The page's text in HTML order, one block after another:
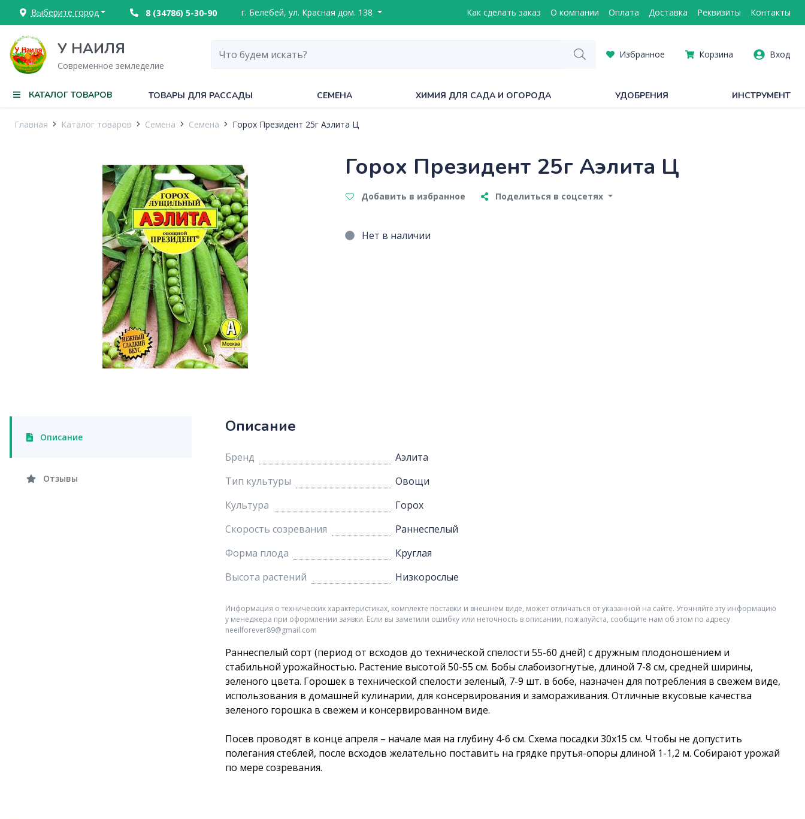
Выберите город 8 (34786) 5-30-90 г. Белебей, ул. Красная дом. 138 Как сделать заказ О компании Оплата Доставка Реквизиты Контакты
У НАИЛЯ
Современное земледелие
Избранное Корзина Вход
КАТАЛОГ ТОВАРОВ ТОВАРЫ ДЛЯ РАССАДЫ СЕМЕНА ХИМИЯ ДЛЯ САДА И ОГОРОДА УДОБРЕНИЯ ИНСТРУМЕНТ
Главная Каталог товаров Семена Семена Горох Президент 25г Аэлита Ц
Горох Президент 25г Аэлита Ц
Добавить в избранное Поделиться в соцсетях
Нет в наличии
Описание
Отзывы
Описание
Бренд
Аэлита
Тип культуры
Овощи
Культура
Горох
Скорость созревания
Раннеспелый
Форма плода
Круглая
Высота растений
Низкорослые
Информация о технических характеристиках, комплекте поставки и внешнем виде, может отличаться от указанной на сайте. Уточняйте эту информацию
у менеджера при оформлении заявки. Если вы заметили ошибку или неточность в описании, пожалуйста, сообщите нам об этом по адресу
neeilforever89@gmail.com
Раннеспелый сорт (период от всходов до технической спелости 55-60 дней) с дружным плодоношением и
стабильной урожайностью. Растение высотой 50-55 см. Бобы слабоизогнутые, длиной 7-8 см, средней ширины,
зеленого цвета. Горошек в технической спелости зеленый, 7-9 шт. в бобе, назначен для потребления в свежем виде,
использования в домашней кулинарии, для консервирования и замораживания. Отличные вкусовые качества
зеленого горошка в свежем и консервированном виде.
Посев проводят в конце апреля – начале мая на глубину 4-6 см. Схема посадки 30х15 см. Чтобы не допустить
полегания стеблей, после всходов желательно поставить на грядке прутья-опоры длиной 1-1,2 м. Собирают урожай
по мере созревания.